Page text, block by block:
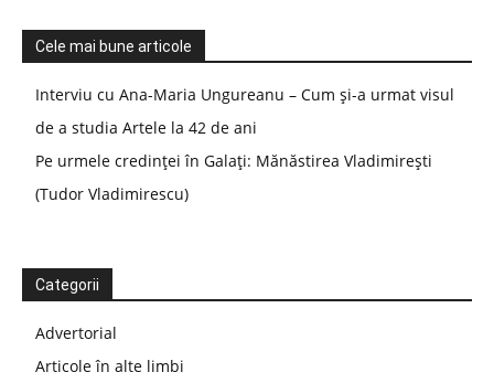
Cele mai bune articole
Interviu cu Ana-Maria Ungureanu – Cum și-a urmat visul
de a studia Artele la 42 de ani
Pe urmele credinței în Galați: Mănăstirea Vladimirești
(Tudor Vladimirescu)
Categorii
Advertorial
Articole în alte limbi